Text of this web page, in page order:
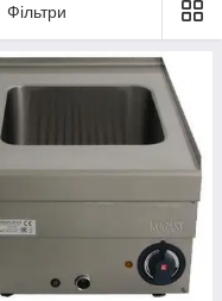
Фільтри